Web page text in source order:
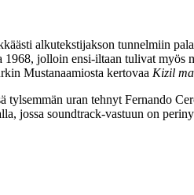
alkutekstijakson tunnelmiin
1968, jolloin ensi-iltaan tulivat myös
Mustanaamiosta kertovaa Kizil
tylsemmän uran tehnyt Fernando
jossa soundtrack-vastuun on